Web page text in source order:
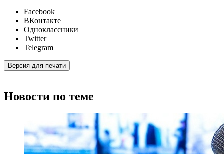
Facebook
ВКонтакте
Одноклассники
Twitter
Telegram
Версия для печати
Новости по теме